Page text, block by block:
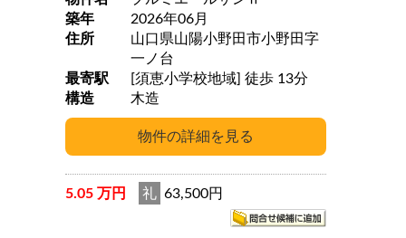
築年
2026年06月
住所
山口県山陽小野田市小野田字
一ノ台
最寄駅
[須恵小学校地域] 徒歩 13分
構造
木造
5.05 万円 礼 63,500円